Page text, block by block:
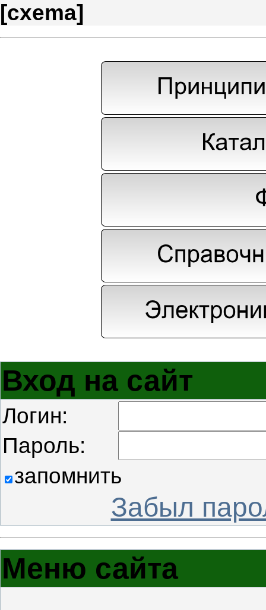
[cxema]
Вход на сайт
Логин:
Пароль:
запомнить
Забыл
Меню сайта